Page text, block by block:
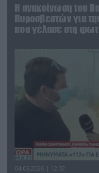
Η ανακοίνωση του
Πυροσβεστών για
που γέλασε στη
04.08.2026 | 12:02